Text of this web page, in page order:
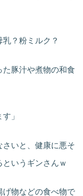
？粉ミルク？
た豚汁や煮物の和食
」
いと、健康に悪そ
いうギンさんｗ
げ物などの食べ物で